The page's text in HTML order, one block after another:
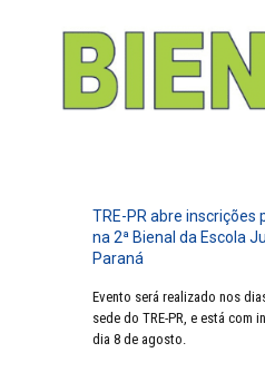
TRE-PR abre inscrições
na 2ª Bienal da Escola
Paraná
Evento será realizado nos
sede do TRE-PR, e está com
dia 8 de agosto.